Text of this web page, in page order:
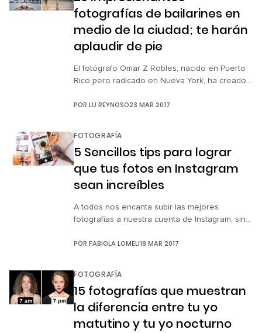
fotografías de bailarines en
medio de la ciudad; te harán
aplaudir de pie
El fotógrafo Omar Z Robles, nacido en Puerto
Rico pero radicado en Nueva York, ha creado
dinámica elegancia del ballet. Ha logrado
de los bailarines que ejecutan piruetas, pliés,
urbanos. Su […]
POR LU REYNOSO23 MAR 2017
FOTOGRAFÍA
5 Sencillos tips para lograr
que tus fotos en Instagram
sean increíbles
A todos nos encanta subir las mejores
fotografías a nuestra cuenta de Instagram, sin
significa necesariamente que es una buena
ayudarán a capturar momentos como un
dejamos algunas de ellas para que las tomes
en cuenta a la […]
POR FABIOLA LOMELI18 MAR 2017
FOTOGRAFÍA
15 fotografías que muestran
la diferencia entre tu yo
matutino y tu yo nocturno